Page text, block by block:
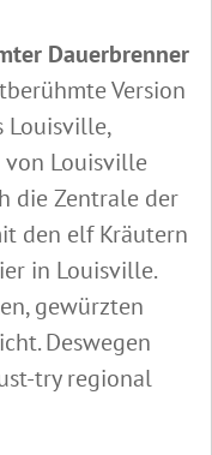
Dauerbrenner
Version
Louisville,
von Louisville
die Zentrale der
den elf Kräutern
in Louisville.
gewürzten
Deswegen
try regional